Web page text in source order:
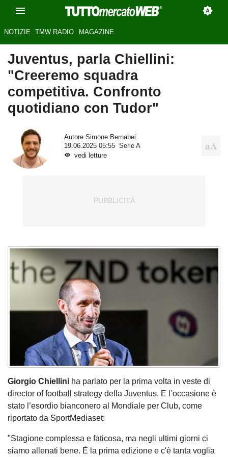
NOTIZIE TMW RADIO MAGAZINE
Juventus, parla Chiellini:
"Creeremo squadra
competitiva. Confronto
quotidiano con Tudor"
Autore Simone Bernabei
19.06.2025 05:55
Serie A
vedi letture
Giorgio Chiellini ha parlato per la prima volta in veste di
director of football strategy della Juventus. E l’occasione è
stato l’esordio bianconero al Mondiale per Club, come
riportato da SportMediaset:
"Stagione complessa e faticosa, ma negli ultimi giorni ci
siamo allenati bene. È la prima edizione e c'è tanta voglia